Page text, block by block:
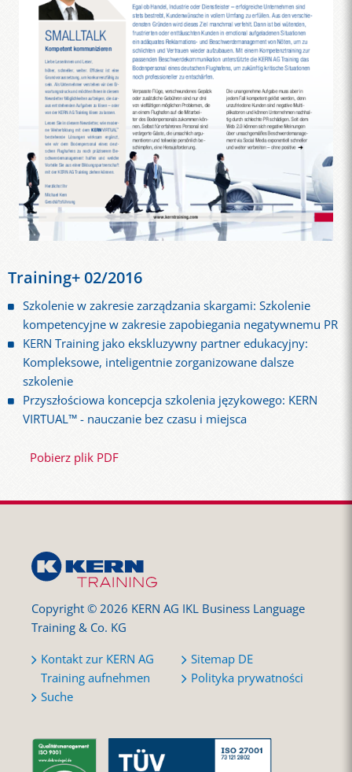
Training+ 02/2016
Szkolenie w zakresie zarządzania skargami: Szkolenie
kompetencyjne w zakresie zapobiegania negatywnemu PR
KERN Training jako ekskluzywny partner edukacyjny:
Kompleksowe, inteligentnie zorganizowane dalsze
szkolenie
Przyszłościowa koncepcja szkolenia językowego: KERN
VIRTUAL™ - nauczanie bez czasu i miejsca
Pobierz plik PDF
Copyright © 2026 KERN AG IKL Business Language
Training & Co. KG
Kontakt zur KERN AG
Training aufnehmen
Suche
Sitemap DE
Polityka prywatności